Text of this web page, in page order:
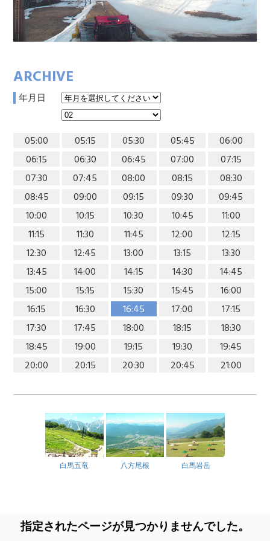
ARCHIVE
年月日
05:00 05:15 05:30 05:45
06:00
06:15
06:30 06:45 07:00
07:15
07:30
07:45 08:00 08:15
08:30
08:45
09:00 09:15 09:30
09:45
10:00
10:15 10:30 10:45
11:00
11:15
11:30 11:45 12:00
12:15
12:30
12:45 13:00 13:15
13:30
13:45
14:00 14:15 14:30
14:45
15:00
15:15 15:30 15:45
16:00
16:15
16:30 16:45 17:00
17:15
17:30
17:45 18:00 18:15
18:30
18:45
19:00 19:15 19:30
19:45
20:00
20:15 20:30 20:45 21:00
白馬五竜 八方尾根 白馬岩岳